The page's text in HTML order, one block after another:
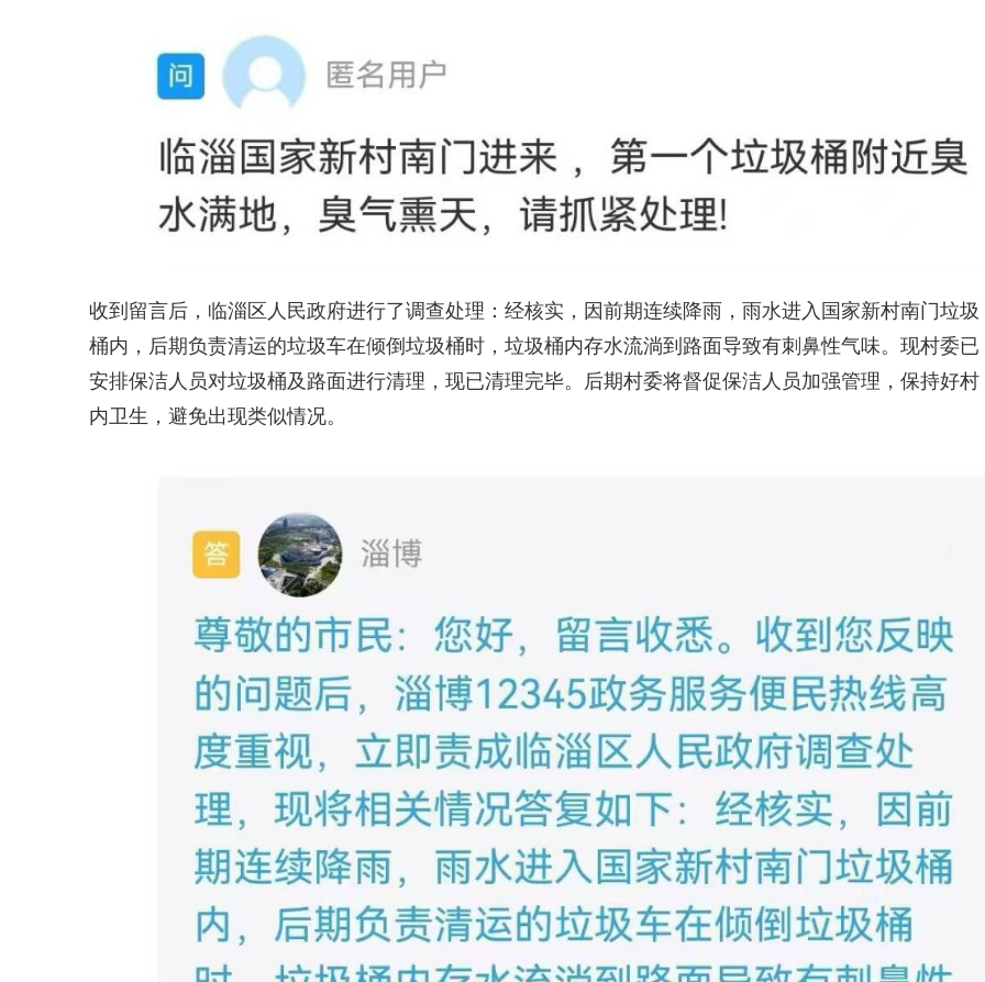
收到留言后，临淄区人民政府进行了调查处理：经核实，因前期连续降雨，雨水进入国家新村南门垃圾
桶内，后期负责清运的垃圾车在倾倒垃圾桶时，垃圾桶内存水流淌到路面导致有刺鼻性气味。现村委已
安排保洁人员对垃圾桶及路面进行清理，现已清理完毕。后期村委将督促保洁人员加强管理，保持好村
内卫生，避免出现类似情况。